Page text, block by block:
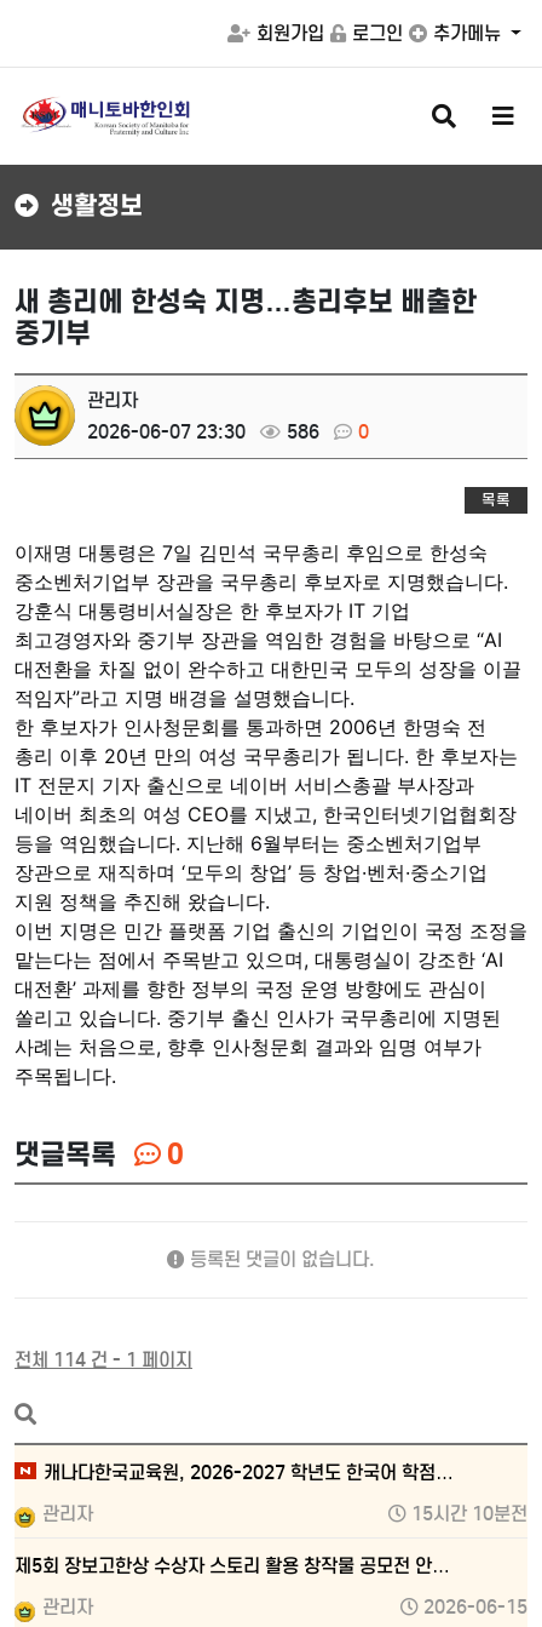
회원가입 로그인 추가메뉴
검
색
버
메
버
생활정보
새 총리에 한성숙 지명…총리후보 배출한
중기부
관리자
2026-06-07 23:30
586 0
목록
이재명 대통령은 7일 김민석 국무총리 후임으로 한성숙
중소벤처기업부 장관을 국무총리 후보자로 지명했습니다.
강훈식 대통령비서실장은 한 후보자가 IT 기업
최고경영자와 중기부 장관을 역임한 경험을 바탕으로 “AI
대전환을 차질 없이 완수하고 대한민국 모두의 성장을 이끌
적임자”라고 지명 배경을 설명했습니다.
한 후보자가 인사청문회를 통과하면 2006년 한명숙 전
총리 이후 20년 만의 여성 국무총리가 됩니다. 한 후보자는
IT 전문지 기자 출신으로 네이버 서비스총괄 부사장과
네이버 최초의 여성 CEO를 지냈고, 한국인터넷기업협회장
등을 역임했습니다. 지난해 6월부터는 중소벤처기업부
장관으로 재직하며 ‘모두의 창업’ 등 창업·벤처·중소기업
지원 정책을 추진해 왔습니다.
이번 지명은 민간 플랫폼 기업 출신의 기업인이 국정 조정을
맡는다는 점에서 주목받고 있으며, 대통령실이 강조한 ‘AI
대전환’ 과제를 향한 정부의 국정 운영 방향에도 관심이
쏠리고 있습니다. 중기부 출신 인사가 국무총리에 지명된
사례는 처음으로, 향후 인사청문회 결과와 임명 여부가
주목됩니다.
댓글목록 0
등록된 댓글이 없습니다.
전체 114 건 - 1 페이지
캐나다한국교육원, 2026-2027 학년도 한국어 학점…
관리자
15시간 10분전
제5회 장보고한상 수상자 스토리 활용 창작물 공모전 안…
관리자
2026-06-15